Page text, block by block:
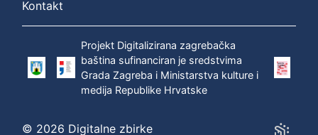
Kontakt
Projekt Digitalizirana zagrebačka
baština sufinanciran je sredstvima
Grada Zagreba i Ministarstva kulture i
medija Republike Hrvatske
© 2026 Digitalne zbirke